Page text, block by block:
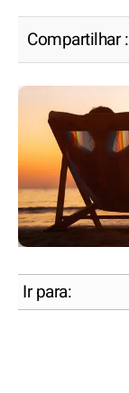
Compartilhar :
Ir para: